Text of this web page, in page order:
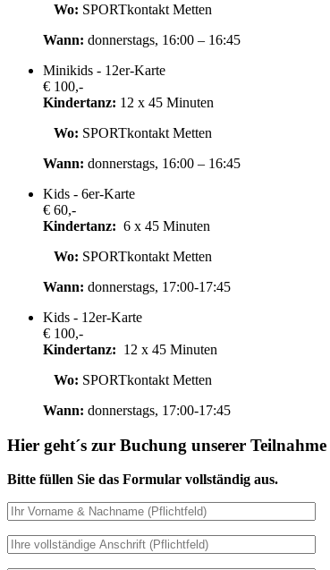
Wo: SPORTkontakt Metten
Wann: donnerstags, 16:00 – 16:45
Minikids - 12er-Karte
€ 100,-
Kindertanz: 12 x 45 Minuten
Wo: SPORTkontakt Metten
Wann: donnerstags, 16:00 – 16:45
Kids - 6er-Karte
€ 60,-
Kindertanz: 6 x 45 Minuten
Wo: SPORTkontakt Metten
Wann: donnerstags, 17:00-17:45
Kids - 12er-Karte
€ 100,-
Kindertanz: 12 x 45 Minuten
Wo: SPORTkontakt Metten
Wann: donnerstags, 17:00-17:45
Hier geht´s zur Buchung unserer
Bitte füllen Sie das Formular vollständig aus.